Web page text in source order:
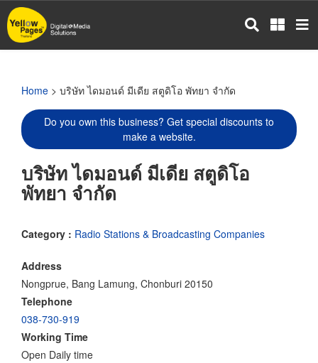
Skip
to
main
Home > บริษัท ไดมอนด์ มีเดีย สตูดิโอ พัทยา จำกัด
Do you own this business? Get special discounts to
make a website.
บริษัท ไดมอนด์ มีเดีย สตูดิโอ
พัทยา จำกัด
Category : Radio Stations & Broadcasting Companies
Address
Nongprue, Bang Lamung, Chonburi 20150
Telephone
038-730-919
Working Time
Open Daily time